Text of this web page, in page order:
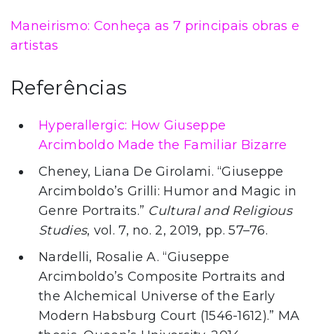
Maneirismo: Conheça as 7 principais obras e
artistas
Referências
Hyperallergic: How Giuseppe
Arcimboldo Made the Familiar Bizarre
Cheney, Liana De Girolami. “Giuseppe
Arcimboldo’s Grilli: Humor and Magic in
Genre Portraits.” Cultural and Religious
Studies, vol. 7, no. 2, 2019, pp. 57–76.
Nardelli, Rosalie A. “Giuseppe
Arcimboldo’s Composite Portraits and
the Alchemical Universe of the Early
Modern Habsburg Court (1546-1612).” MA